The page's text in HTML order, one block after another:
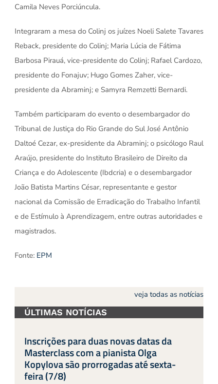
Camila Neves Porciúncula.
Integraram a mesa do Colinj os juízes Noeli Salete Tavares
Reback, presidente do Colinj; Maria Lúcia de Fátima
Barbosa Pirauá, vice-presidente do Colinj; Rafael Cardozo,
presidente do Fonajuv; Hugo Gomes Zaher, vice-
presidente da Abraminj; e Samyra Remzetti Bernardi.
Também participaram do evento o desembargador do
Tribunal de Justiça do Rio Grande do Sul José Antônio
Daltoé Cezar, ex-presidente da Abraminj; o psicólogo Raul
Araújo, presidente do Instituto Brasileiro de Direito da
Criança e do Adolescente (Ibdcria) e o desembargador
João Batista Martins César, representante e gestor
nacional da Comissão de Erradicação do Trabalho Infantil
e de Estímulo à Aprendizagem, entre outras autoridades e
magistrados.
Fonte: EPM
veja todas as notícias
ÚLTIMAS NOTÍCIAS
Inscrições para duas novas datas da
Masterclass com a pianista Olga
Kopylova são prorrogadas até sexta-
feira (7/8)